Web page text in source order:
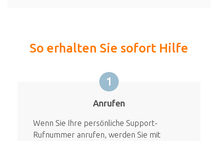
So erhalten Sie sofort Hilfe
1
Anrufen
Wenn Sie Ihre persönliche Support-
Rufnummer anrufen, werden Sie mit